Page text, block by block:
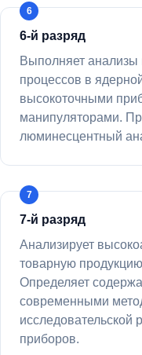
6-й разряд
Выполняет анализы
процессов в
высокоточными
манипуляторами.
люминесцентный
7-й разряд
Анализирует
товарную
Определяет
современными
исследовательской
приборов.